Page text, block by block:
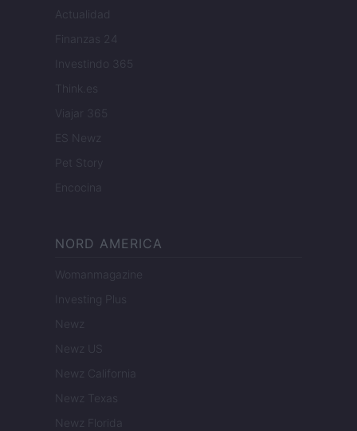
Actualidad
Finanzas 24
Investindo 365
Think.es
Viajar 365
ES Newz
Pet Story
Encocina
NORD AMERICA
Womanmagazine
Investing Plus
Newz
Newz US
Newz California
Newz Texas
Newz Florida